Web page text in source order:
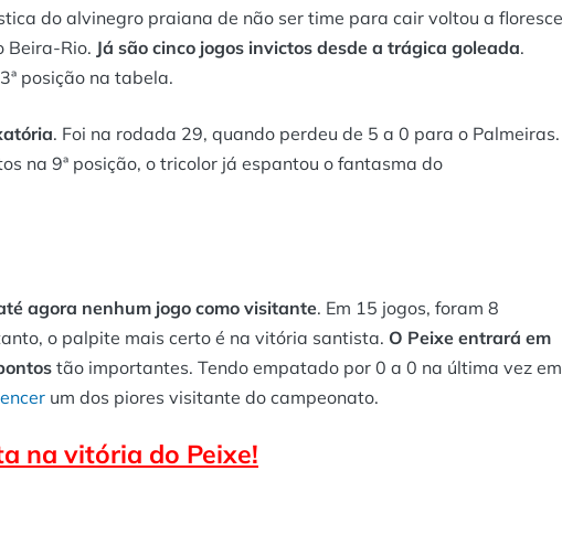
do alvinegro praiana de não ser time para cair voltou a
Beira-Rio. Já são cinco jogos invictos desde a trágica goleada.
posição na tabela.
. Foi na rodada 29, quando perdeu de 5 a 0 para o Palmeiras.
na 9ª posição, o tricolor já espantou o fantasma do
agora nenhum jogo como visitante. Em 15 jogos, foram 8
o palpite mais certo é na vitória santista. O Peixe entrará em
tão importantes. Tendo empatado por 0 a 0 na última vez em
um dos piores visitante do campeonato.
na vitória do Peixe!